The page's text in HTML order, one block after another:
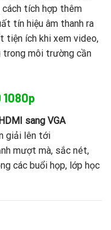
tích hợp thêm
tín hiệu âm thanh ra
tiện ích khi xem video,
trong môi trường cần
1080p
sang VGA
giải lên tới
mượt mà, sắc nét,
các buổi họp, lớp học